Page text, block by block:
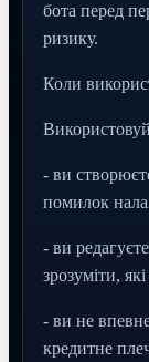
бота перед
ризику.
Коли
- ви
помилок
- ви
зрозуміти,
- ви не
кредитне